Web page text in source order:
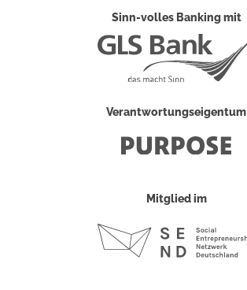
Sinn-volles Banking mit
Verantwortungseigentum
Mitglied im